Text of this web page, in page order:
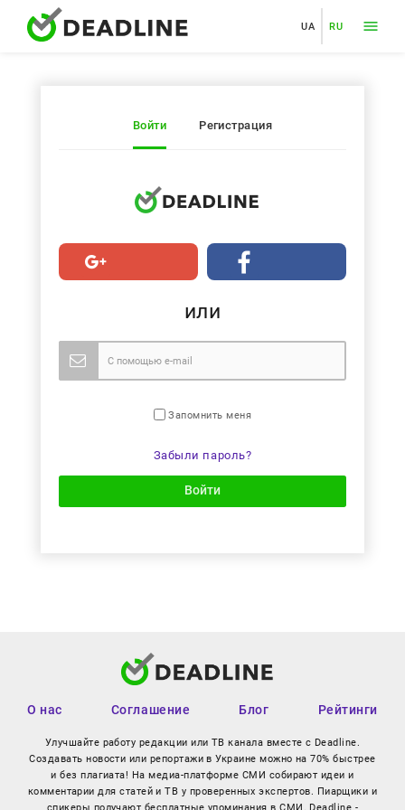
UA RU
Войти Регистрация
или
Запомнить меня
Забыли пароль?
Войти
О нас Соглашение Блог Рейтинги
Улучшайте работу редакции или ТВ канала вместе с Deadline.
Создавать новости или репортажи в Украине можно на 70% быстрее
и без плагиата! На медиа-платформе СМИ собирают идеи и
комментарии для статей и ТВ у проверенных экспертов. Пиарщики и